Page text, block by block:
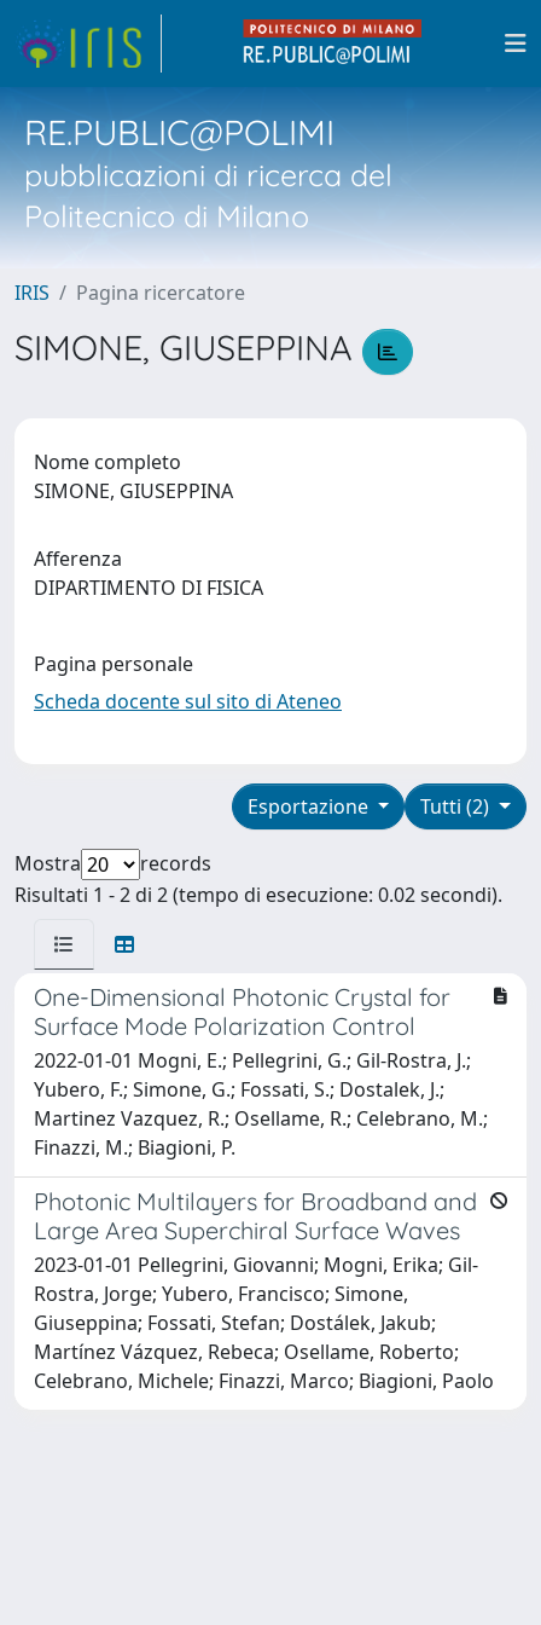
RE.PUBLIC@POLIMI
pubblicazioni di ricerca del
Politecnico di Milano
IRIS Pagina ricercatore
SIMONE, GIUSEPPINA
Nome completo
SIMONE, GIUSEPPINA
Afferenza
DIPARTIMENTO DI FISICA
Pagina personale
Scheda docente sul sito di Ateneo
Tutti (2)
Esportazione
Mostra
records
Risultati 1 - 2 di 2 (tempo di esecuzione: 0.02 secondi).
One-Dimensional Photonic Crystal for
Surface Mode Polarization Control
2022-01-01 Mogni, E.; Pellegrini, G.; Gil-Rostra, J.;
Yubero, F.; Simone, G.; Fossati, S.; Dostalek, J.;
Martinez Vazquez, R.; Osellame, R.; Celebrano, M.;
Finazzi, M.; Biagioni, P.
Photonic Multilayers for Broadband and
Large Area Superchiral Surface Waves
2023-01-01 Pellegrini, Giovanni; Mogni, Erika; Gil-
Rostra, Jorge; Yubero, Francisco; Simone,
Giuseppina; Fossati, Stefan; Dostálek, Jakub;
Martínez Vázquez, Rebeca; Osellame, Roberto;
Celebrano, Michele; Finazzi, Marco; Biagioni, Paolo